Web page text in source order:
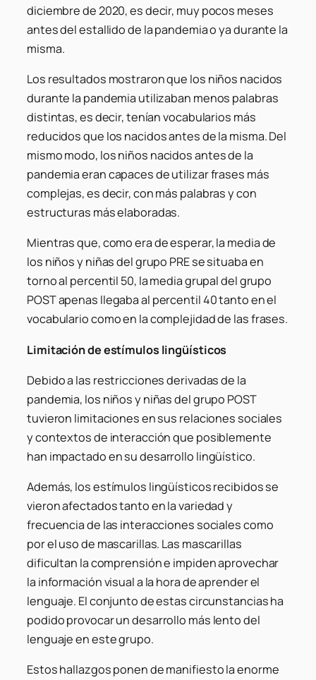
diciembre de 2020, es decir, muy pocos meses
antes del estallido de la pandemia o ya durante la
misma.
Los resultados mostraron que los niños nacidos
durante la pandemia utilizaban menos palabras
distintas, es decir, tenían vocabularios más
reducidos que los nacidos antes de la misma. Del
mismo modo, los niños nacidos antes de la
pandemia eran capaces de utilizar frases más
complejas, es decir, con más palabras y con
estructuras más elaboradas.
Mientras que, como era de esperar, la media de
los niños y niñas del grupo PRE se situaba en
torno al percentil 50, la media grupal del grupo
POST apenas llegaba al percentil 40 tanto en el
vocabulario como en la complejidad de las frases.
Limitación de estímulos lingüísticos
Debido a las restricciones derivadas de la
pandemia, los niños y niñas del grupo POST
tuvieron limitaciones en sus relaciones sociales
y contextos de interacción que posiblemente
han impactado en su desarrollo lingüístico.
Además, los estímulos lingüísticos recibidos se
vieron afectados tanto en la variedad y
frecuencia de las interacciones sociales como
por el uso de mascarillas. Las mascarillas
dificultan la comprensión e impiden aprovechar
la información visual a la hora de aprender el
lenguaje. El conjunto de estas circunstancias ha
podido provocar un desarrollo más lento del
lenguaje en este grupo.
Estos hallazgos ponen de manifiesto la enorme